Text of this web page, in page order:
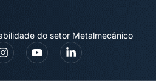
do setor Metalmecânico